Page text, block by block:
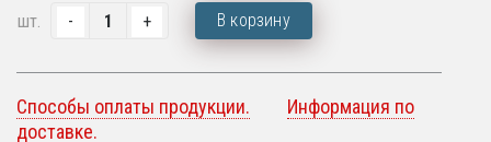
шт. В корзину
Способы оплаты продукции.
Информация по
доставке.